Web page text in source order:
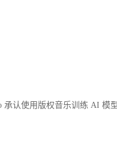
承认使用版权音乐训练 AI 模